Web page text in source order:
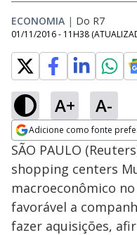
ECONOMIA | Do R7
01/11/2016 - 11H38
A+ A-
Adicione como fonte
Opens in new window
SÃO PAULO
shopping centers
macroeconômico
favorável a
fazer aquisições,